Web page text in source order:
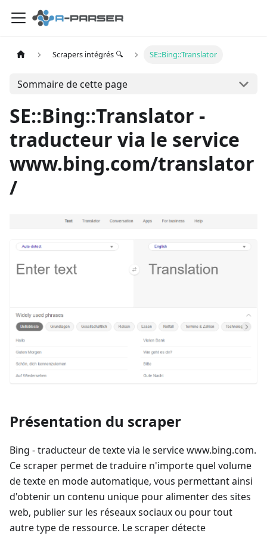
Scrapers intégrés 🔍 SE::Bing::Translator
Sommaire de cette page
SE::Bing::Translator -
traducteur via le service
www.bing.com/translator
/
Présentation du scraper
Bing - traducteur de texte via le service www.bing.com.
Ce scraper permet de traduire n'importe quel volume
de texte en mode automatique, vous permettant ainsi
d'obtenir un contenu unique pour alimenter des sites
web, publier sur les réseaux sociaux ou pour tout
autre type de ressource. Le scraper détecte